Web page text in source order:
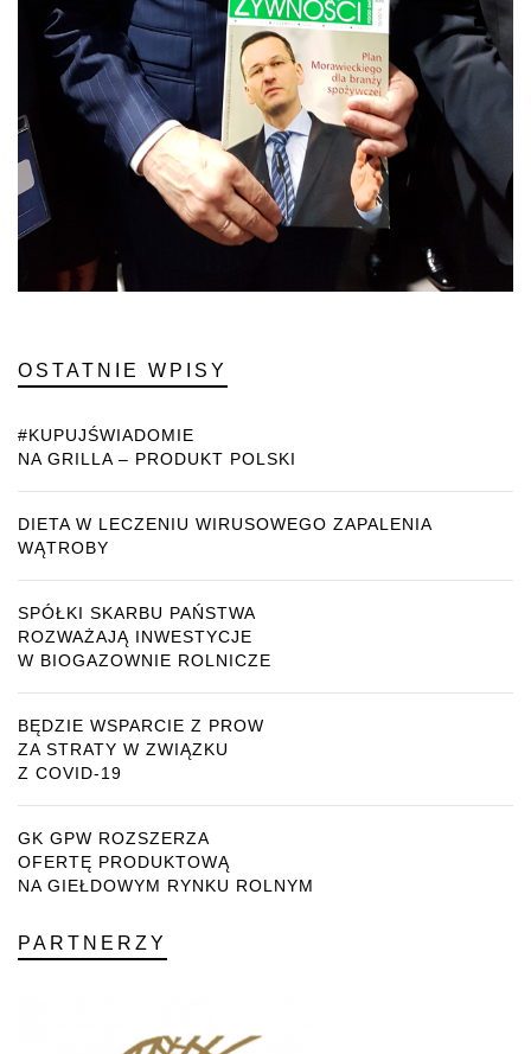
OSTATNIE WPISY
#KUPUJŚWIADOMIE
NA GRILLA – PRODUKT POLSKI
DIETA W LECZENIU WIRUSOWEGO ZAPALENIA
WĄTROBY
SPÓŁKI SKARBU PAŃSTWA
ROZWAŻAJĄ INWESTYCJE
W BIOGAZOWNIE ROLNICZE
BĘDZIE WSPARCIE Z PROW
ZA STRATY W ZWIĄZKU
Z COVID-19
GK GPW ROZSZERZA
OFERTĘ PRODUKTOWĄ
NA GIEŁDOWYM RYNKU ROLNYM
PARTNERZY